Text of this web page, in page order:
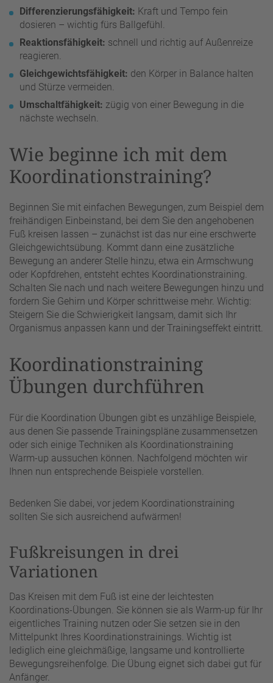
Differenzierungsfähigkeit: Kraft und Tempo fein
dosieren – wichtig fürs Ballgefühl.
Reaktionsfähigkeit: schnell und richtig auf Außenreize
reagieren.
Gleichgewichtsfähigkeit: den Körper in Balance halten
und Stürze vermeiden.
Umschaltfähigkeit: zügig von einer Bewegung in die
nächste wechseln.
Wie beginne ich mit dem
Koordinationstraining?
Beginnen Sie mit einfachen Bewegungen, zum Beispiel dem
freihändigen Einbeinstand, bei dem Sie den angehobenen
Fuß kreisen lassen – zunächst ist das nur eine erschwerte
Gleichgewichtsübung. Kommt dann eine zusätzliche
Bewegung an anderer Stelle hinzu, etwa ein Armschwung
oder Kopfdrehen, entsteht echtes Koordinationstraining.
Schalten Sie nach und nach weitere Bewegungen hinzu und
fordern Sie Gehirn und Körper schrittweise mehr. Wichtig:
Steigern Sie die Schwierigkeit langsam, damit sich Ihr
Organismus anpassen kann und der Trainingseffekt eintritt.
Koordinationstraining
Übungen durchführen
Für die Koordination Übungen gibt es unzählige Beispiele,
aus denen Sie passende Trainingspläne zusammensetzen
oder sich einige Techniken als Koordinationstraining
Warm-up aussuchen können. Nachfolgend möchten wir
Ihnen nun entsprechende Beispiele vorstellen.
Bedenken Sie dabei, vor jedem Koordinationstraining
sollten Sie sich ausreichend aufwärmen!
Fußkreisungen in drei
Variationen
Das Kreisen mit dem Fuß ist eine der leichtesten
Koordinations-Übungen. Sie können sie als Warm-up für Ihr
eigentliches Training nutzen oder Sie setzen sie in den
Mittelpunkt Ihres Koordinationstrainings. Wichtig ist
lediglich eine gleichmäßige, langsame und kontrollierte
Bewegungsreihenfolge. Die Übung eignet sich dabei gut für
Anfänger.